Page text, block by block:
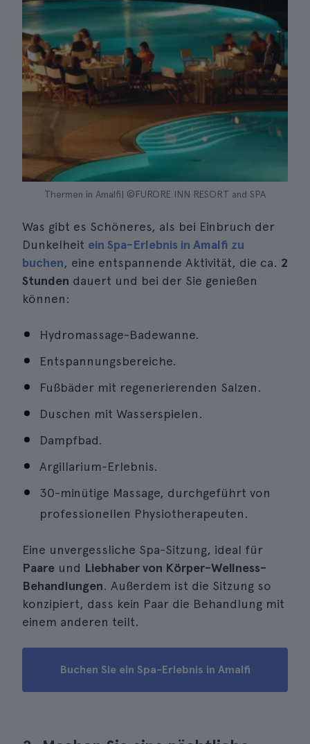
Thermen in Amalfi| ©FURORE INN RESORT and SPA
Was gibt es Schöneres, als bei Einbruch der
Dunkelheit ein Spa-Erlebnis in Amalfi zu
buchen, eine entspannende Aktivität, die ca. 2
Stunden dauert und bei der Sie genießen
können:
Hydromassage-Badewanne.
Entspannungsbereiche.
Fußbäder mit regenerierenden Salzen.
Duschen mit Wasserspielen.
Dampfbad.
Argillarium-Erlebnis.
30-minütige Massage, durchgeführt von
professionellen Physiotherapeuten.
Eine unvergessliche Spa-Sitzung, ideal für
Paare und Liebhaber von Körper-Wellness-
Behandlungen. Außerdem ist die Sitzung so
konzipiert, dass kein Paar die Behandlung mit
einem anderen teilt.
Buchen Sie ein Spa-Erlebnis in Amalfi